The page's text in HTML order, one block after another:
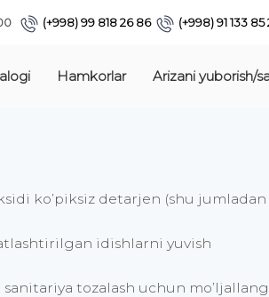
(+998) 99 818 26 86 (+998) 91 133 85
Hamkorlar Arizani yuborish/
ko’piksiz detarjen (shu
idishlarni yuvish
tozalash uchun